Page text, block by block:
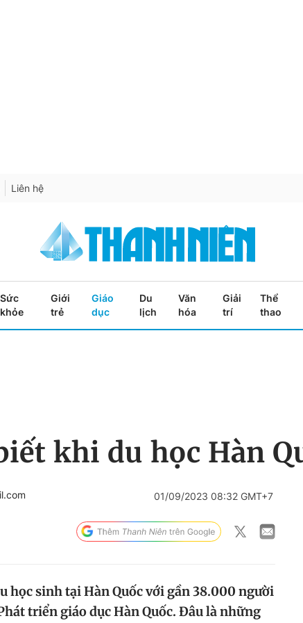
Liên hệ
Sức
khỏe
Giới
trẻ
Giáo
dục
Du
lịch
Văn
hóa
Giải
trí
Thể
thao
khi du học Hàn
01/09/2023 08:32 GMT+7
học sinh tại Hàn Quốc với gần 38.000 người
triển giáo dục Hàn Quốc. Đâu là những